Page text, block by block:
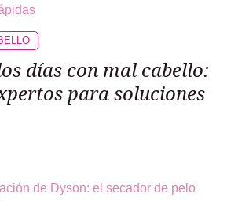
días con mal cabello:
para soluciones